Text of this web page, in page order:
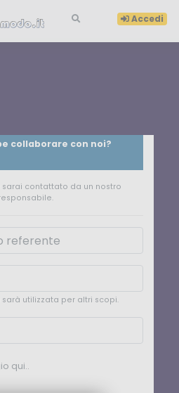
Accedi
collaborare con noi?
contattato da un nostro
sarà utilizzata per altri scopi.